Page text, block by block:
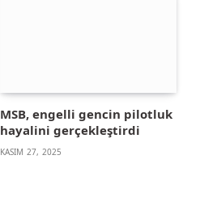
MSB, engelli gencin pilotluk
hayalini gerçekleştirdi
KASIM 27, 2025